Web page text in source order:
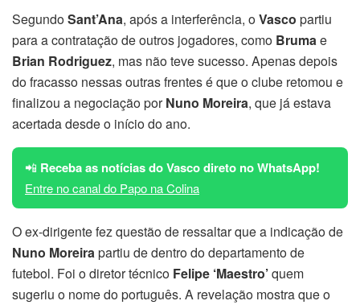
SegundoSant’Ana, após a interferência, oVasco partiu
para a contratação de outros jogadores, como Brumae
Brian Rodriguez, mas não teve sucesso. Apenas depois
do fracasso nessas outras frentes é que o clube retomou e
finalizou a negociação porNuno Moreira, que já estava
acertada desde o início do ano.
📲 Receba as notícias do Vasco direto no WhatsApp!
Entre no canal do Papo na Colina
O ex-dirigente fez questão de ressaltar que a indicação de
Nuno Moreirapartiu de dentro do departamento de
futebol. Foi o diretor técnico Felipe ‘Maestro’quem
sugeriu o nome do português. A revelação mostra que o